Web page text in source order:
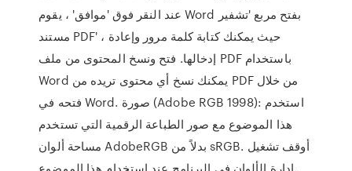
عند النقر فوق 'موافق' ، يقوم Word بفتح مربع 'تشفير
مستند PDF' ، حيث يمكنك كتابة كلمة مرور وإعادة
إدخالها. فتح ونسخ المحتوى من ملف PDF باستخدام
Word يمكنك نسخ أي محتوى تريده من PDF من خلال
فتحه في Word. صورة (Adobe RGB 1998‏): استخدم
هذا الموضوع مع صور الطباعة الرقمية التي تستخدم
مساحة ألوان AdobeRGB بدلاً من sRGB. أوقف تشغيل
إدارة الألوان في البرنامج عند استخدام هذا الموضوع.